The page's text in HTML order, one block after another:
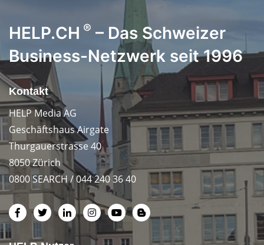
HELP.CH ® – Das Schweizer
Business-Netzwerk seit 1996
Kontakt
HELP Media AG
Geschäftshaus Airgate
Thurgauerstrasse 40
8050 Zürich
0800 SEARCH / 044 240 36 40